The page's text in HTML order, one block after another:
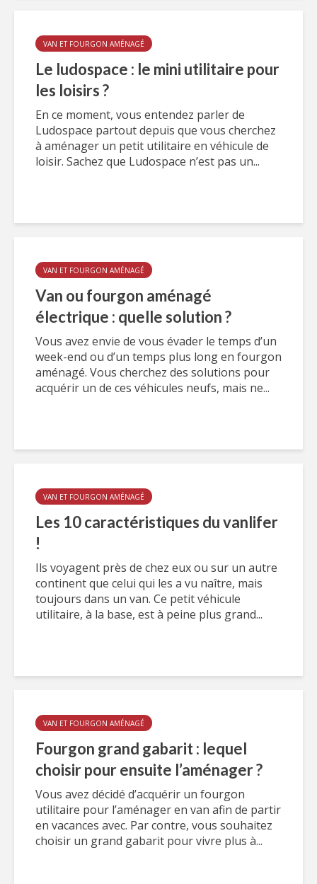
VAN ET FOURGON AMÉNAGÉ
Le ludospace : le mini utilitaire pour
les loisirs ?
En ce moment, vous entendez parler de
Ludospace partout depuis que vous cherchez
à aménager un petit utilitaire en véhicule de
loisir. Sachez que Ludospace n’est pas un...
VAN ET FOURGON AMÉNAGÉ
Van ou fourgon aménagé
électrique : quelle solution ?
Vous avez envie de vous évader le temps d’un
week-end ou d’un temps plus long en fourgon
aménagé. Vous cherchez des solutions pour
acquérir un de ces véhicules neufs, mais ne...
VAN ET FOURGON AMÉNAGÉ
Les 10 caractéristiques du vanlifer
!
Ils voyagent près de chez eux ou sur un autre
continent que celui qui les a vu naître, mais
toujours dans un van. Ce petit véhicule
utilitaire, à la base, est à peine plus grand...
VAN ET FOURGON AMÉNAGÉ
Fourgon grand gabarit : lequel
choisir pour ensuite l’aménager ?
Vous avez décidé d’acquérir un fourgon
utilitaire pour l’aménager en van afin de partir
en vacances avec. Par contre, vous souhaitez
choisir un grand gabarit pour vivre plus à...